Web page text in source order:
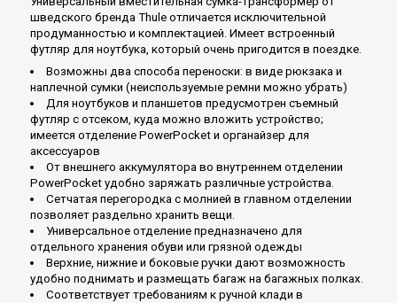
шведского бренда Thule отличается исключительной
продуманностью и комплектацией. Имеет встроенный
футляр для ноутбука, который очень пригодится в поездке.
Возможны два способа переноски: в виде рюкзака и
наплечной сумки (неиспользуемые ремни можно убрать)
Для ноутбуков и планшетов предусмотрен съемный
футляр с отсеком, куда можно вложить устройство;
имеется отделение PowerPocket и органайзер для
аксессуаров
От внешнего аккумулятора во внутреннем отделении
PowerPocket удобно заряжать различные устройства.
Сетчатая перегородка с молнией в главном отделении
позволяет раздельно хранить вещи.
Универсальное отделение предназначено для
отдельного хранения обуви или грязной одежды
Верхние, нижние и боковые ручки дают возможность
удобно поднимать и размещать багаж на багажных полках.
Соответствует требованиям к ручной клади в